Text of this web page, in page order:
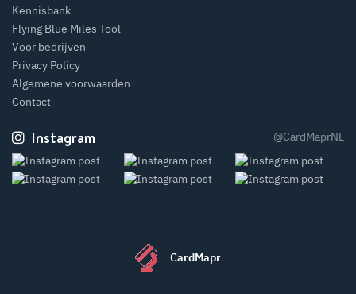
Kennisbank
Flying Blue Miles Tool
Voor bedrijven
Privacy Policy
Algemene voorwaarden
Contact
Instagram @CardMaprNL
CardMapr